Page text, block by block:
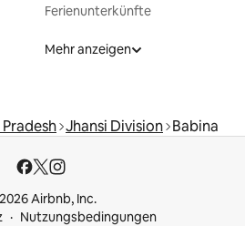
Ferienunterkünfte
Mehr anzeigen
Jhansi Division Babina
Airbnb, Inc.
Nutzungsbedingungen